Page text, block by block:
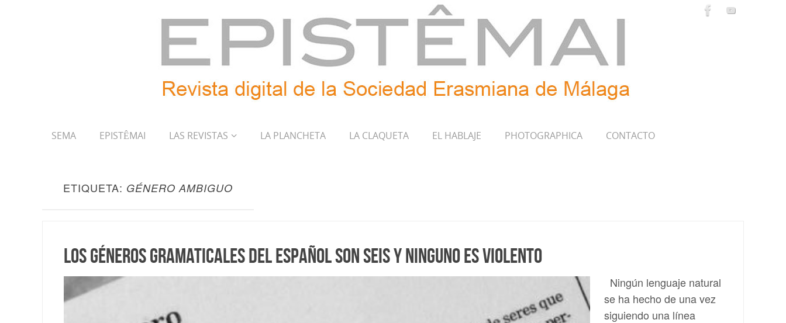
SEMA EPISTÊMAI LAS REVISTAS LA PLANCHETA LA CLAQUETA EL HABLAJE PHOTOGRAPHICA CONTACTO
ETIQUETA: GÉNERO AMBIGUO
Los géneros gramaticales del español son seis y ninguno es violento
Ningún lenguaje natural
se ha hecho de una vez
siguiendo una línea